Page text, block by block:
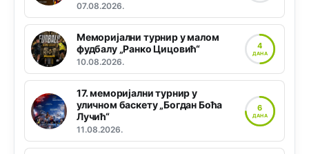
07.08.2026.
Меморијални турнир у малом
фудбалу „Ранко Цицовић“
10.08.2026.
4
ДАНА
17. меморијални турнир у
уличном баскету „Богдан Боћа
Лучић“
11.08.2026.
6
ДАНА